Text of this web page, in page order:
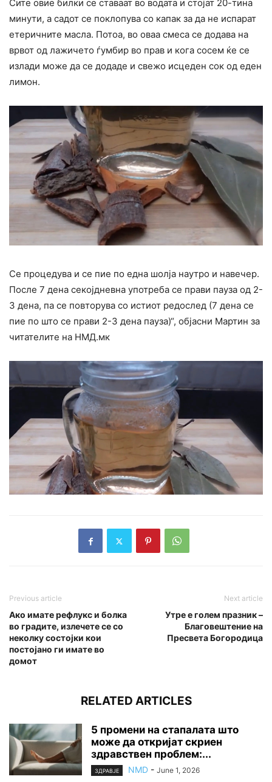
Сите овие билки се ставаат во водата и стојат 20-тина
минути, а садот се поклопува со капак за да не испарат
етеричните масла. Потоа, во оваа смеса се додава на
врвот од лажичето ѓумбир во прав и кога сосем ќе се
излади може да се додаде и свежо исцеден сок од еден
лимон.
Се процедува и се пие по една шолја наутро и навечер.
После 7 дена секојдневна употреба се прави пауза од 2-
3 дена, па се повторува со истиот редослед (7 дена се
пие по што се прави 2-3 дена пауза)“, објасни Мартин за
читателите на НМД.мк
Previous article
Ако имате рефлукс и болка
во градите, излечете се со
неколку состојки кои
постојано ги имате во
домот
Next article
Утре е голем празник –
Благовештение на
Пресвета Богородица
RELATED ARTICLES
5 промени на стапалата што
може да откријат скриен
здравствен проблем:...
ЗДРАВЈЕ NMD - June 1, 2026